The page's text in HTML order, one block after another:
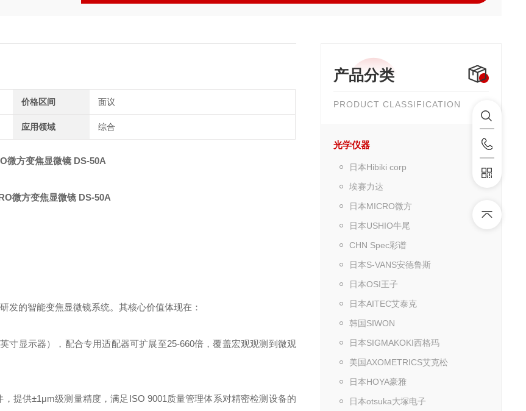
产品分类
PRODUCT CLASSIFICATION
光学仪器
日本Hibiki corp
埃赛力达
日本MICRO微方
日本USHIO牛尾
CHN Spec彩谱
日本S-VANS安德鲁斯
日本OSI王子
日本AITEC艾泰克
韩国SIWON
日本SIGMAKOKI西格玛
美国AXOMETRICS艾克松
日本HOYA豪雅
日本otsuka大塚电子
价格区间 面议
应用领域 综合
微方变焦显微镜 DS-50A
发的智能变焦显微镜系统。其核心价值体现在：
寸显示器），配合专用适配器可扩展至25-660倍，覆盖宏观观测到微观
提供±1μm级测量精度，满足ISO 9001质量管理体系对精密检测设备的